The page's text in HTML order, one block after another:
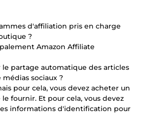
d'affiliation pris en charge
?
Amazon Affiliate
le partage automatique des articles
sociaux ?
pour cela, vous devez acheter un
fournir. Et pour cela, vous devez
informations d'identification pour